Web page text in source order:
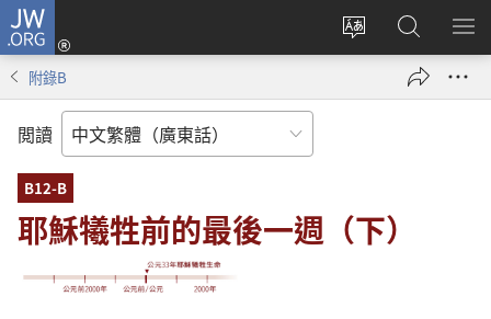
JW.ORG
更
登
錄
（開
搜
尋
JW.ORG
顯
附錄B
閲讀
B12-B
耶穌犧牲前的最後一週（下）